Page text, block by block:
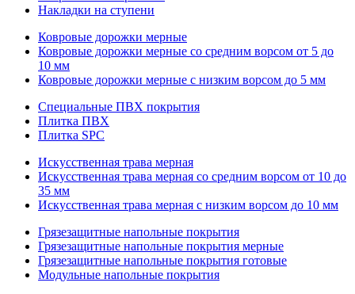
Накладки на ступени
Ковровые дорожки мерные
Ковровые дорожки мерные со средним ворсом от 5 до
10 мм
Ковровые дорожки мерные с низким ворсом до 5 мм
Специальные ПВХ покрытия
Плитка ПВХ
Плитка SPC
Искуccтвенная трава мерная
Искусственная трава мерная со средним ворсом от 10 до
35 мм
Искусственная трава мерная с низким ворсом до 10 мм
Грязезащитные напольные покрытия
Грязезащитные напольные покрытия мерные
Грязезащитные напольные покрытия готовые
Модульные напольные покрытия